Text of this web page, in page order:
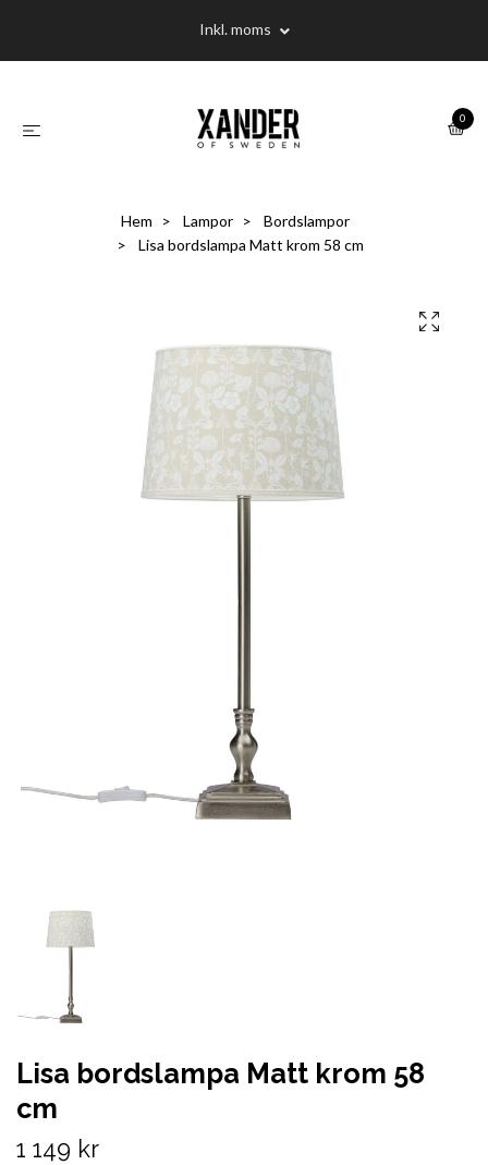
Inkl. moms
0
Hem Lampor
Bordslampor
Lisa bordslampa Matt krom 58 cm
Lisa bordslampa Matt krom 58
cm
1 149 kr